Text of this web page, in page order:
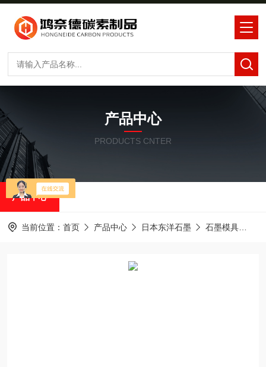
产品中心
PRODUCTS CNTER
产品中心
当前位置： 首页 产品中心 日本东洋石墨 石墨模具